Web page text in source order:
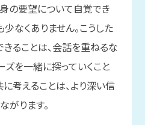
の要望について自覚でき
なくありません。こうした
ることは、会話を重ねるな
を一緒に探っていくこと
考えることは、より深い信
がります。